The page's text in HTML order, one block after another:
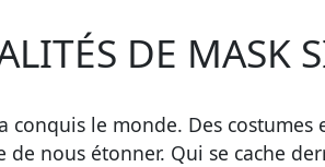
DE MASK
conquis le monde. Des
nous étonner. Qui se cache